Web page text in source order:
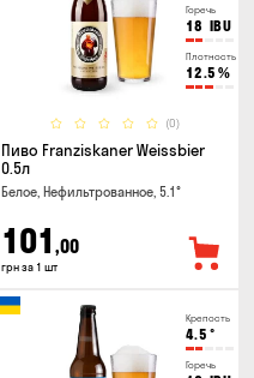
Горечь
18 IBU
Плотность
12.5 %
(0)
Пиво Franziskaner Weissbier
0.5л
Белое, Нефильтрованное, 5.1°
101 ,00
грн за 1 шт
Крепость
4.5 °
Горечь